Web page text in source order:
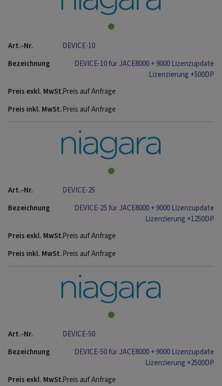
DEVICE-10
DEVICE-10 für JACE8000 + 9000 Lizenzupdate
Lizenzierung +500DP
Preis auf Anfrage
Preis auf Anfrage
DEVICE-25
DEVICE-25 für JACE8000 + 9000 Lizenzupdate
Lizenzierung +1250DP
Preis auf Anfrage
Preis auf Anfrage
DEVICE-50
DEVICE-50 für JACE8000 + 9000 Lizenzupdate
Lizenzierung +2500DP
Preis auf Anfrage